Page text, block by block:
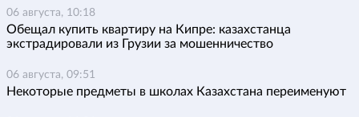
06 августа, 10:18
Обещал купить квартиру на Кипре: казахстанца
экстрадировали из Грузии за мошенничество
06 августа, 09:51
Некоторые предметы в школах Казахстана переименуют